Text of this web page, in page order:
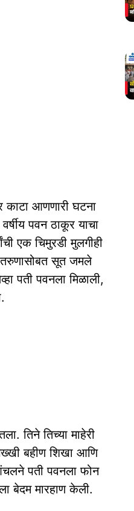
काटा आणणारी घटना
पवन ठाकूर याचा
एक चिमुरडी मुलगीही
तरुणासोबत सूत जमले
पती पवनला मिळाली,
तिने तिच्या माहेरी
बहीण शिखा आणि
पती पवनला फोन
बेदम मारहाण केली.